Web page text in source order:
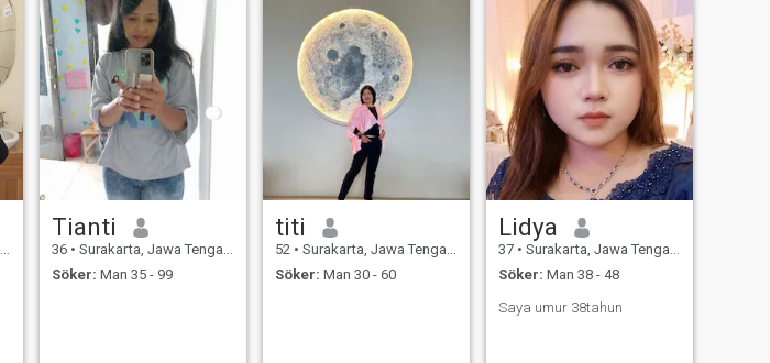
Tianti
36 • Surakarta, Jawa Tengah, Indonesien
Söker: Man 35 - 99
titi
52 • Surakarta, Jawa Tengah, Indonesien
Söker: Man 30 - 60
Lidya
37 • Surakarta, Jawa Tengah, Indonesien
Söker: Man 38 - 48
Saya umur 38tahun